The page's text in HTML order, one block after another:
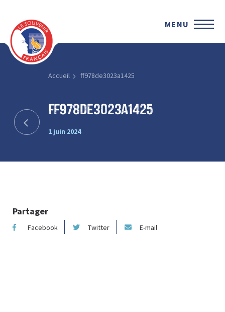
MENU
Accueil ff978de3023a1425
ff978de3023a1425
1 juin 2024
Partager
Facebook Twitter E-mail